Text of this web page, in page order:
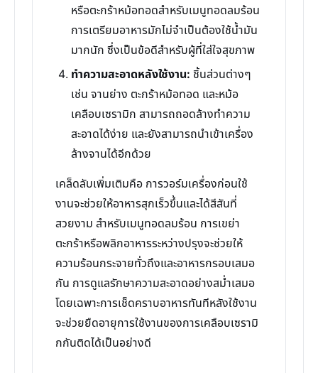
หรือตะกร้าหม้อทอดสำหรับเมนูทอดลมร้อน
การเตรียมอาหารมักไม่จำเป็นต้องใช้น้ำมัน
มากนัก ซึ่งเป็นข้อดีสำหรับผู้ที่ใส่ใจสุขภาพ
ทำความสะอาดหลังใช้งาน: ชิ้นส่วนต่างๆ
เช่น จานย่าง ตะกร้าหม้อทอด และหม้อ
เคลือบเซรามิก สามารถถอดล้างทำความ
สะอาดได้ง่าย และยังสามารถนำเข้าเครื่อง
ล้างจานได้อีกด้วย
เคล็ดลับเพิ่มเติมคือ การวอร์มเครื่องก่อนใช้
งานจะช่วยให้อาหารสุกเร็วขึ้นและได้สีสันที่
สวยงาม สำหรับเมนูทอดลมร้อน การเขย่า
ตะกร้าหรือพลิกอาหารระหว่างปรุงจะช่วยให้
ความร้อนกระจายทั่วถึงและอาหารกรอบเสมอ
กัน การดูแลรักษาความสะอาดอย่างสม่ำเสมอ
โดยเฉพาะการเช็ดคราบอาหารทันทีหลังใช้งาน
จะช่วยยืดอายุการใช้งานของการเคลือบเซรามิ
กกันติดได้เป็นอย่างดี